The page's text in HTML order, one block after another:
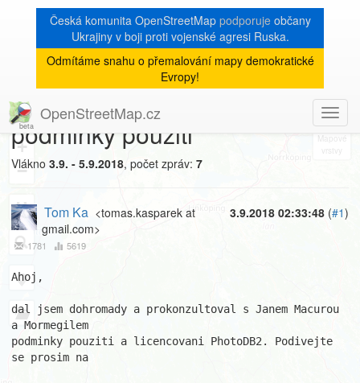
Česká komunita OpenStreetMap podporujeobčany
Ukrajiny v boji proti vojenské agresi Ruska.
Odmítáme snahu o přemalování mapy demokratické
Evropy!
OpenStreetMap.cz
8
+
−
« zpět na výpis měsíce
[Talk-cz]
PhotoDB2 - licencovani,
podminky pouziti
Vlákno 3.9. - 5.9.2018, počet zpráv: 7
3.9.2018 02:33:48 (#1)
Tom Ka <tomas.kasparek at
gmail.com>
1781 5619
Ahoj,
dal jsem dohromady a prokonzultoval s Janem Macurou
a Mormegilem
podminky pouziti a licencovani PhotoDB2. Podivejte
se prosim na